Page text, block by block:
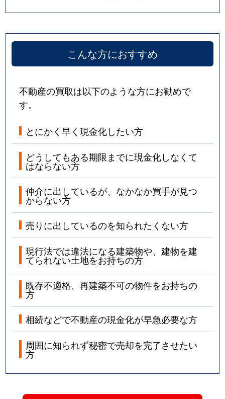
こんな方におすすめ
不動産の買取は以下のような方にお勧めで
す。
とにかく早く現金化したい方
どうしてもある期限までに現金化しなくて
はならない方
仲介に出しているが、なかなか買手が見つ
からない方
売りに出しているのを知られたくない方
現行法では違法になる建築物や、建物を建
てられない土地をお持ちの方
既存不適格、再建築不可の物件をお持ちの
方
相続などで不動産の現金化が早急必要な方
周囲に知られず秘密で売却を完了させたい
方